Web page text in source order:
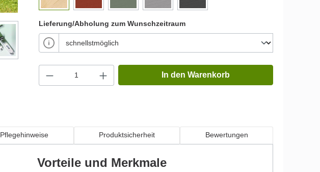
Lieferung/Abholung zum Wunschzeitraum
In den Warenkorb
Pflegehinweise Produktsicherheit Bewertungen
Vorteile und Merkmale